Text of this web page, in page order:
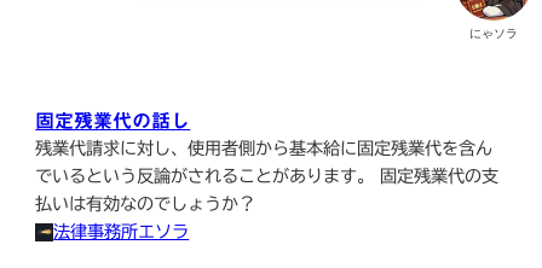
にゃソラ
固定残業代の話し
残業代請求に対し、使用者側から基本給に固定残業代を含ん
でいるという反論がされることがあります。 固定残業代の支
払いは有効なのでしょうか？
法律事務所エソラ